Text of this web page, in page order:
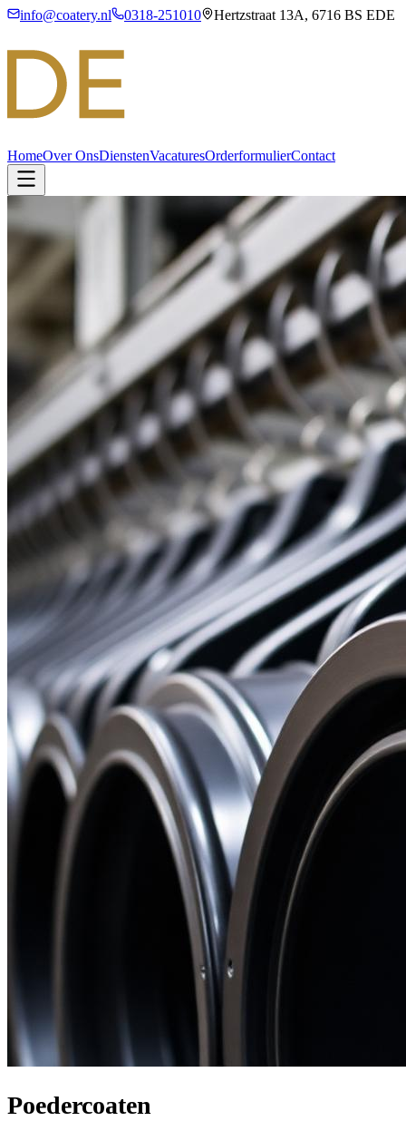
info@coatery.nl 0318-251010 Hertzstraat 13A, 6716 BS EDE
HomeOver OnsDienstenVacaturesOrderformulierContact
Poedercoaten